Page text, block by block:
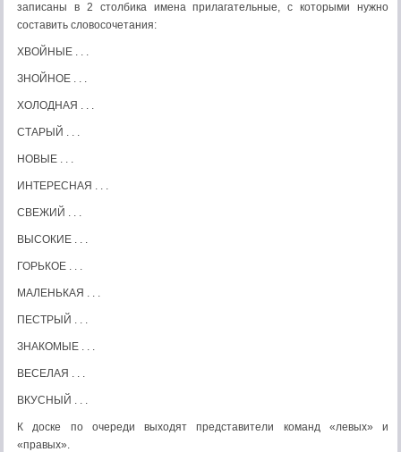
записаны в 2 столбика имена прилагательные, с которыми нужно
составить словосочетания:
ХВОЙНЫЕ . . .
ЗНОЙНОЕ . . .
ХОЛОДНАЯ . . .
СТАРЫЙ . . .
НОВЫЕ . . .
ИНТЕРЕСНАЯ . . .
СВЕЖИЙ . . .
ВЫСОКИЕ . . .
ГОРЬКОЕ . . .
МАЛЕНЬКАЯ . . .
ПЕСТРЫЙ . . .
ЗНАКОМЫЕ . . .
ВЕСЕЛАЯ . . .
ВКУСНЫЙ . . .
К доске по очереди выходят представители команд «левых» и
«правых».